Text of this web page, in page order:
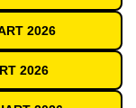
2026
2026